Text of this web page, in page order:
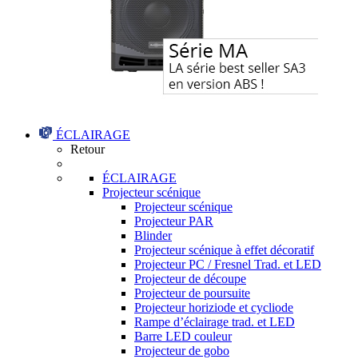
ÉCLAIRAGE
Retour
ÉCLAIRAGE
Projecteur scénique
Projecteur scénique
Projecteur PAR
Blinder
Projecteur scénique à effet décoratif
Projecteur PC / Fresnel Trad. et LED
Projecteur de découpe
Projecteur de poursuite
Projecteur horiziode et cycliode
Rampe d’éclairage trad. et LED
Barre LED couleur
Projecteur de gobo